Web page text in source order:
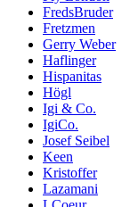
FredsBruder
Fretzmen
Gerry Weber
Haflinger
Hispanitas
Högl
Igi & Co.
IgiCo.
Josef Seibel
Keen
Kristoffer
Lazamani